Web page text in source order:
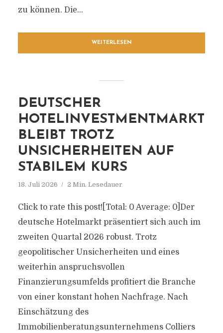
zu können. Die...
WEITERLESEN
DEUTSCHER
HOTELINVESTMENTMARKT
BLEIBT TROTZ
UNSICHERHEITEN AUF
STABILEM KURS
18. Juli 2026 2 Min. Lesedauer
Click to rate this post![Total: 0 Average: 0]Der
deutsche Hotelmarkt präsentiert sich auch im
zweiten Quartal 2026 robust. Trotz
geopolitischer Unsicherheiten und eines
weiterhin anspruchsvollen
Finanzierungsumfelds profitiert die Branche
von einer konstant hohen Nachfrage. Nach
Einschätzung des
Immobilienberatungsunternehmens Colliers